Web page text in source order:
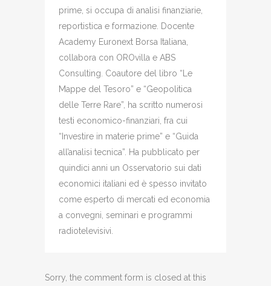
prime, si occupa di analisi finanziarie,
reportistica e formazione. Docente
Academy Euronext Borsa Italiana,
collabora con OROvilla e ABS
Consulting. Coautore del libro “Le
Mappe del Tesoro” e “Geopolitica
delle Terre Rare”, ha scritto numerosi
testi economico-finanziari, fra cui
“Investire in materie prime” e “Guida
all’analisi tecnica”. Ha pubblicato per
quindici anni un Osservatorio sui dati
economici italiani ed è spesso invitato
come esperto di mercati ed economia
a convegni, seminari e programmi
radiotelevisivi.
Sorry, the comment form is closed at this